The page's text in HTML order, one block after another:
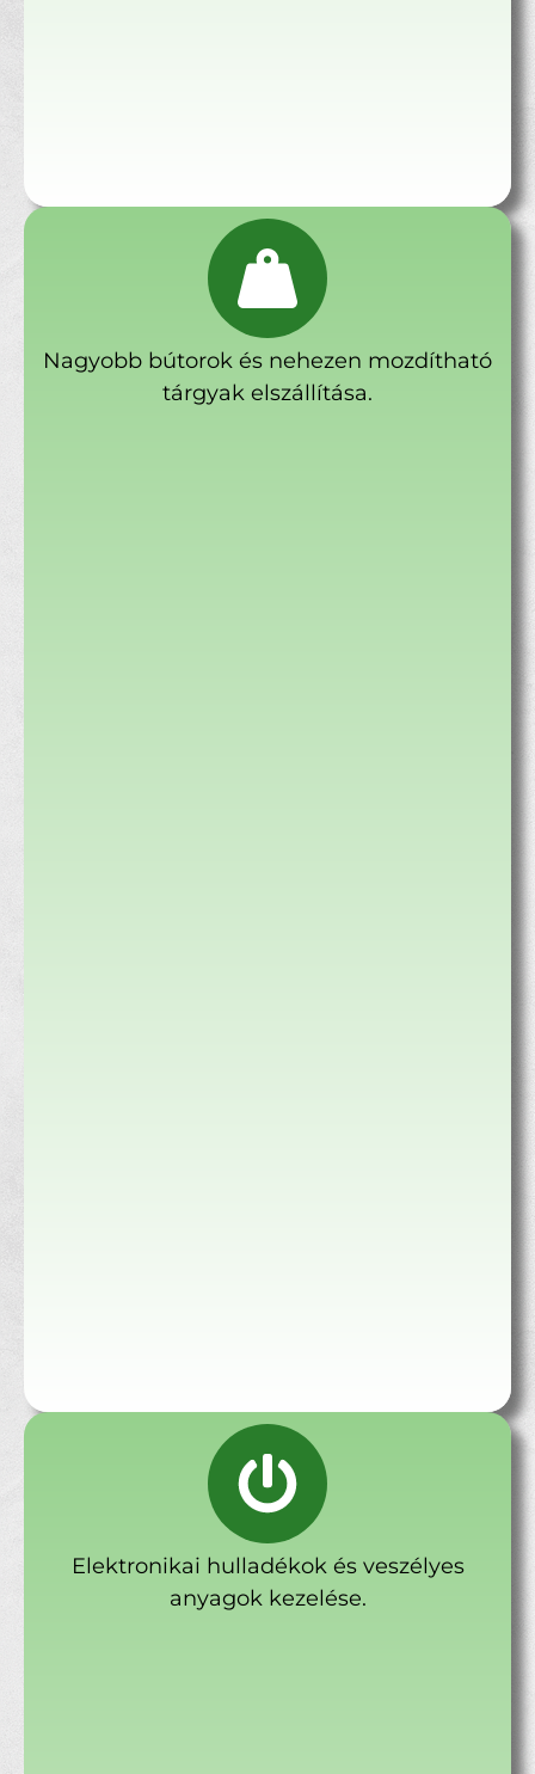
Nagyobb bútorok és nehezen mozdítható
tárgyak elszállítása.
Elektronikai hulladékok és veszélyes
anyagok kezelése.